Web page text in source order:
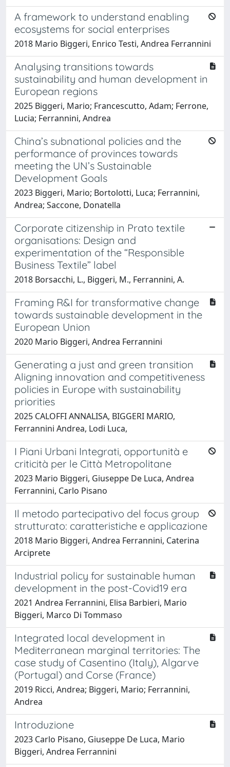
A framework to understand enabling
ecosystems for social enterprises
2018 Mario Biggeri, Enrico Testi, Andrea Ferrannini
Analysing transitions towards
sustainability and human development in
European regions
2025 Biggeri, Mario; Francescutto, Adam; Ferrone,
Lucia; Ferrannini, Andrea
China’s subnational policies and the
performance of provinces towards
meeting the UN’s Sustainable
Development Goals
2023 Biggeri, Mario; Bortolotti, Luca; Ferrannini,
Andrea; Saccone, Donatella
Corporate citizenship in Prato textile
organisations: Design and
experimentation of the “Responsible
Business Textile” label
2018 Borsacchi, L., Biggeri, M., Ferrannini, A.
Framing R&I for transformative change
towards sustainable development in the
European Union
2020 Mario Biggeri, Andrea Ferrannini
Generating a just and green transition
Aligning innovation and competitiveness
policies in Europe with sustainability
priorities
2025 CALOFFI ANNALISA, BIGGERI MARIO,
Ferrannini Andrea, Lodi Luca,
I Piani Urbani Integrati, opportunità e
criticità per le Città Metropolitane
2023 Mario Biggeri, Giuseppe De Luca, Andrea
Ferrannini, Carlo Pisano
Il metodo partecipativo del focus group
strutturato: caratteristiche e applicazione
2018 Mario Biggeri, Andrea Ferrannini, Caterina
Arciprete
Industrial policy for sustainable human
development in the post-Covid19 era
2021 Andrea Ferrannini, Elisa Barbieri, Mario
Biggeri, Marco Di Tommaso
Integrated local development in
Mediterranean marginal territories: The
case study of Casentino (Italy), Algarve
(Portugal) and Corse (France)
2019 Ricci, Andrea; Biggeri, Mario; Ferrannini,
Andrea
Introduzione
2023 Carlo Pisano, Giuseppe De Luca, Mario
Biggeri, Andrea Ferrannini